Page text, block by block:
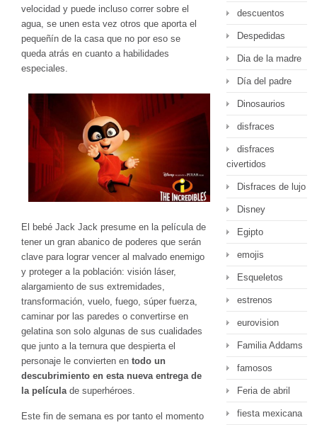
velocidad y puede incluso correr sobre el
agua, se unen esta vez otros que aporta el
pequeñín de la casa que no por eso se
queda atrás en cuanto a habilidades
especiales.
El bebé Jack Jack presume en la película de
tener un gran abanico de poderes que serán
clave para lograr vencer al malvado enemigo
y proteger a la población: visión láser,
alargamiento de sus extremidades,
transformación, vuelo, fuego, súper fuerza,
caminar por las paredes o convertirse en
gelatina son solo algunas de sus cualidades
que junto a la ternura que despierta el
personaje le convierten en todo un
descubrimiento en esta nueva entrega de
la películade superhéroes.
Este fin de semana es por tanto el momento
descuentos
Despedidas
Dia de la madre
Día del padre
Dinosaurios
disfraces
disfraces
civertidos
Disfraces de lujo
Disney
Egipto
emojis
Esqueletos
estrenos
eurovision
Familia Addams
famosos
Feria de abril
fiesta mexicana